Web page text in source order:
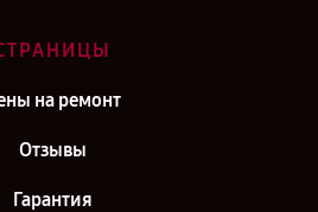
на ремонт
Отзывы
Гарантия